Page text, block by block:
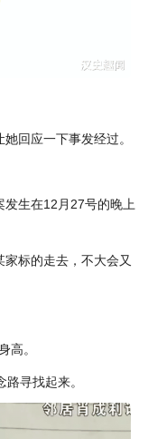
回应一下事发经过。
发生在12月27号的晚上
标的走去，不大会又
高。
寻找起来。